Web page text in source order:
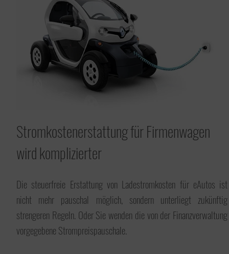
Stromkostenerstattung für Firmenwagen
wird komplizierter
Die steuerfreie Erstattung von Ladestromkosten für eAutos ist
nicht mehr pauschal möglich, sondern unterliegt zukünftig
strengeren Regeln. Oder Sie wenden die von der Finanzverwaltung
vorgegebene Strompreispauschale.